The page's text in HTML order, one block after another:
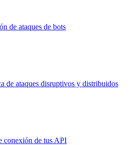
de ataques de bots
de ataques disruptivos y distribuidos
conexión de tus API